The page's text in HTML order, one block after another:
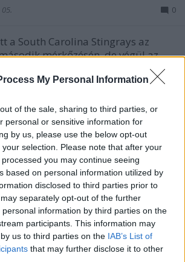
My Personal Information
of the sale, sharing to third parties, or
personal or sensitive information for
by us, please use the below opt-out
selection. Please note that after your
you may continue seeing
based on personal information utilized by
disclosed to third parties prior to
separately opt-out of the further
information by third parties on the
participants. This information may
us to third parties on the IAB’s List of
that may further disclose it to other
0
a South Carolina Stingrays az
mérkőzésén, de végül az
a vendég Gwinnett Gladiators
Dánielékkel szemben. A 3-2-re
zárt, pontot nem…
legpechesebbek a
30.
esélytelennek tartották a
elődöntőjében az ország legjobb
Atirauval szemben. Ehhez
jelentős fölénnyel nyerő